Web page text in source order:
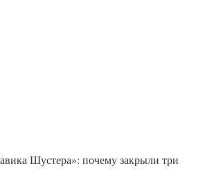
Шустера»: почему закрыли три